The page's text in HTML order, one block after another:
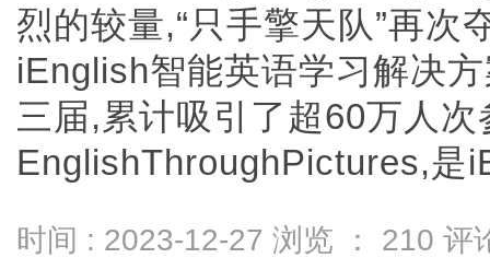
烈的较量,“只手擎天队”再次
iEnglish智能英语学习解决
三届,累计吸引了超60万人
EnglishThroughPictures,是
时间 : 2023-12-27 浏览 ： 210 评